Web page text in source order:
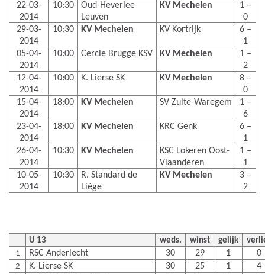
22-03-
2014
10:30
Oud-Heverlee
Leuven
KV Mechelen
1 –
0
29-03-
2014
10:30 KV Mechelen KV Kortrijk
6 –
1
05-04-
2014
10:00 Cercle Brugge KSV KV Mechelen
1 –
2
12-04-
2014
10:00 K. Lierse SK KV Mechelen
8 –
0
15-04-
2014
18:00 KV Mechelen SV Zulte-Waregem
1 –
6
23-04-
2014
18:00 KV Mechelen KRC Genk
6 –
1
26-04-
2014
10:30 KV Mechelen
KSC Lokeren Oost-
Vlaanderen
1 –
1
10-05-
2014
10:30
R. Standard de
Liège
KV Mechelen
3 –
2
U 13 weds. winst gelijk
1
RSC Anderlecht 30 29 1 0
2 K. Lierse SK 30 25 1 4